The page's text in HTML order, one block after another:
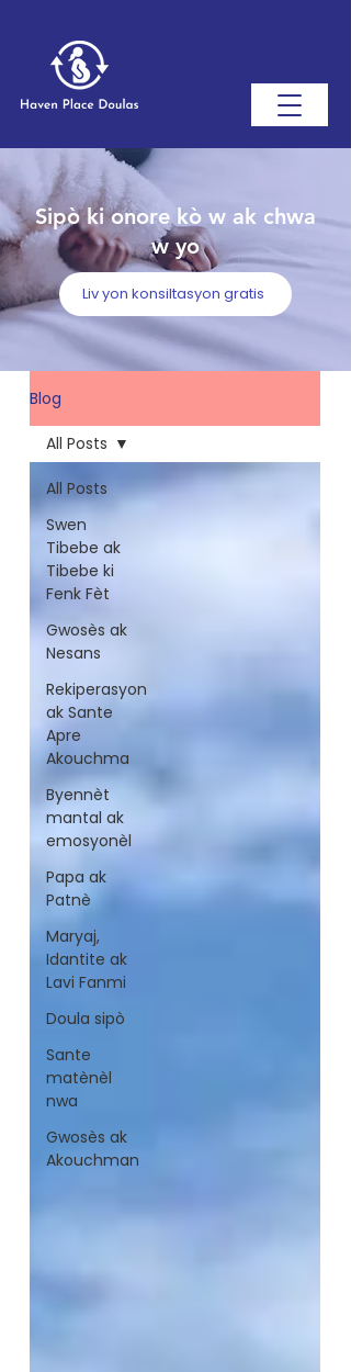
Sipò ki onore kò w ak chwa
w yo
Liv yon konsiltasyon gratis
Blog
All Posts
Swen
Tibebe ak
Tibebe ki
Fenk Fèt
Gwosès ak
Nesans
Rekiperasyon
ak Sante
Apre
Akouchma
Byennèt
mantal ak
emosyonèl
Papa ak
Patnè
Maryaj,
Idantite ak
Lavi Fanmi
Doula sipò
Sante
matènèl
nwa
Gwosès ak
Akouchman
All Posts